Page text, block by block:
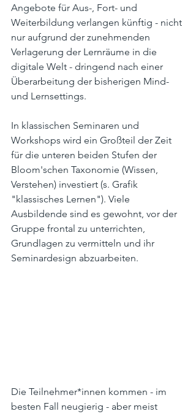
Angebote für Aus-, Fort- und
Weiterbildung verlangen künftig - nicht
nur aufgrund der zunehmenden
Verlagerung der Lernräume in die
digitale Welt - dringend nach einer
Überarbeitung der bisherigen Mind-
und Lernsettings.
In klassischen Seminaren und
Workshops wird ein Großteil der Zeit
für die unteren beiden Stufen der
Bloom'schen Taxonomie (Wissen,
Verstehen) investiert (s. Grafik
"klassisches Lernen"). Viele
Ausbildende sind es gewohnt, vor der
Gruppe frontal zu unterrichten,
Grundlagen zu vermitteln und ihr
Seminardesign abzuarbeiten.
Die Teilnehmer*innen kommen - im
besten Fall neugierig - aber meist